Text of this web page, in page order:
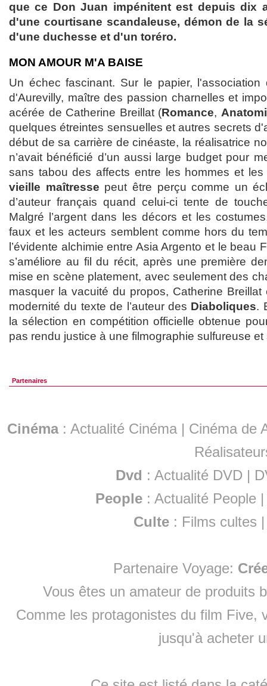
que ce Don Juan impénitent est depuis dix
d'une courtisane scandaleuse, démon de la
d'une duchesse et d'un toréro.
MON AMOUR M'A BAISE
Un échec fascinant. Sur le papier,
d'Aurevilly, maître des passion charnelles et
acérée de Catherine Breillat (Romance,
quelques étreintes sensuelles et autres secrets
début de sa carrière de cinéaste, la réalisatrice
n’avait bénéficié d’un aussi large budget pour
sans tabou des affects entre les hommes et
vieille maîtresse peut être perçu comme un
d’auteur français quand celui-ci tente de
Malgré l’argent dans les décors et les
faux et les acteurs semblent comme hors du
l’évidente alchimie entre Asia Argento et le beau
s’améliore au fil du récit, après une première
mise en scène platement, avec seulement des
masquer la vacuité du propos, Catherine
modernité du texte de l’auteur des Diaboliques.
la sélection en compétition officielle obtenue
pas rendu justice à une filmographie sulfureuse et
Partenaires
Cinéma: Actualité Cinéma | Cinéma de
Dvd : Actualité DVD |
People :Actualité People
Culte : Films cultes
Partenaire Voyage:
Vous êtes un amateur de produits
Comme les protagonistes du film Five,
jusqu'à acheter